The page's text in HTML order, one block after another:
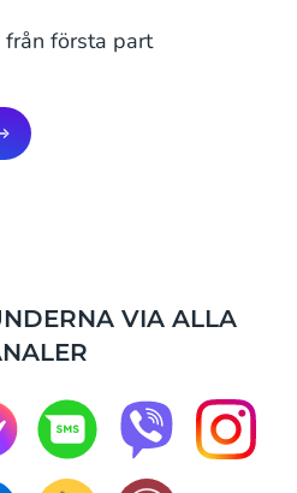
första part
VIA ALLA